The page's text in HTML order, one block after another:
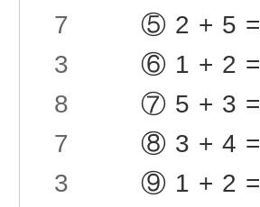
7
⑤2+5=
3
⑥1+2=
8
⑦5+3=
7
⑧3+4=
3
⑨1+2=